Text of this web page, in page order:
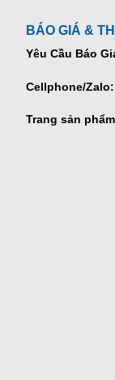
BÁO GIÁ &
Yêu Cầu Báo
Cellphone/Zalo:
Trang sản